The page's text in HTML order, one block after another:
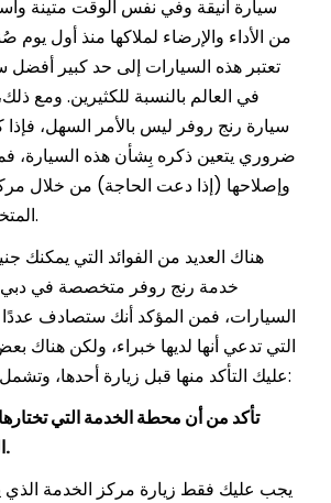
سيارة أنيقة وفي نفس الوقت متينة
من الأداء والإرضاء لملاكها منذ أول
تعتبر هذه السيارات إلى حد كبير
في العالم بالنسبة للكثيرين. ومع
سيارة رنج روفر ليس بالأمر السهل،
ضروري يتعين ذكره بِشأن هذه السيارة،
وإصلاحها (إذا دعت الحاجة) من خلال
المتخصص في أبو ظبي.
هناك العديد من الفوائد التي يمكنك
خدمة رنج روفر متخصصة في دبي.
السيارات، فمن المؤكد أنك ستصادف
التي تدعي أنها لديها خبراء، ولكن هناك
عليك التأكد منها قبل زيارة أحدها، وتشمل هذه الأمور ما يلي:
تأكد من أن محطة الخدمة التي
التراخيص ومعتمدة.
يجب عليك فقط زيارة مركز الخدمة الذي